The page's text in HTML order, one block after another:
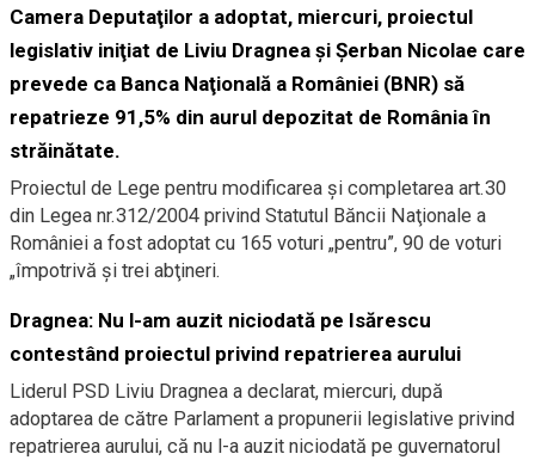
Camera Deputaţilor a adoptat, miercuri, proiectul
legislativ iniţiat de Liviu Dragnea şi Şerban Nicolae care
prevede ca Banca Naţională a României (BNR) să
repatrieze 91,5% din aurul depozitat de România în
străinătate.
Proiectul de Lege pentru modificarea şi completarea art.30
din Legea nr.312/2004 privind Statutul Băncii Naţionale a
României a fost adoptat cu 165 voturi „pentru”, 90 de voturi
„împotrivă şi trei abţineri.
Dragnea: Nu l-am auzit niciodată pe Isărescu
contestând proiectul privind repatrierea aurului
Liderul PSD Liviu Dragnea a declarat, miercuri, după
adoptarea de către Parlament a propunerii legislative privind
repatrierea aurului, că nu l-a auzit niciodată pe guvernatorul